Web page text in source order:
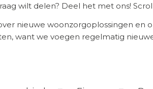
wilt delen? Deel het met ons!
nieuwe woonzorgoplossingen en
want we voegen regelmatig